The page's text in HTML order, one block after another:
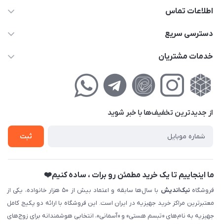
اطلاعات تماس
02177111474
کوچه گلریز 4 غربی ، پلاک 13
دسترسی سریع
حساب کاربری
لیست محصولات
خدمات مشتریان
راهنمای‌خرید‌آنلاین
حریم خصوصی
فروش‌اقساطی
از جدید‌ترین تخفیف‌ها با‌ خبر شوید
ثبت
ما اینجاییم تا یک خرید مطمئن رو برات ، ساده کنیم❤️
فروشگاهنیک‌اندیش
با سال‌ها سابقه و اعتماد بیش از ۵۰ هزار خانواده، یکی از
معتبرترین مراکز خرید جهیزیه در ایران است. این فروشگاه با ارائه دو پکیج کامل
جهیزیه به نام‌های «تبسم هستی» و «آسمانی»، انتخابی هوشمندانه برای زوج‌های